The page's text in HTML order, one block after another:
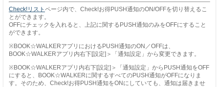
Check!リスト ページ内で、Check!お得PUSH通知のON/OFFを切り替えるこ
とができます。
OFFにチェックを入れると、上記に関するPUSH通知のみをOFFにすること
ができます。
※BOOK☆WALKERアプリにおけるPUSH通知のON／OFFは、
BOOK☆WALKERアプリ内右下[設定]＞「通知設定」から変更できます。
※BOOK☆WALKERアプリ内右下[設定]＞「通知設定」からPUSH通知をOFF
にすると、BOOK☆WALKERに関するすべてのPUSH通知がOFFになりま
す。そのため、Check!お得PUSH通知をONにしていても、通知は届きませ